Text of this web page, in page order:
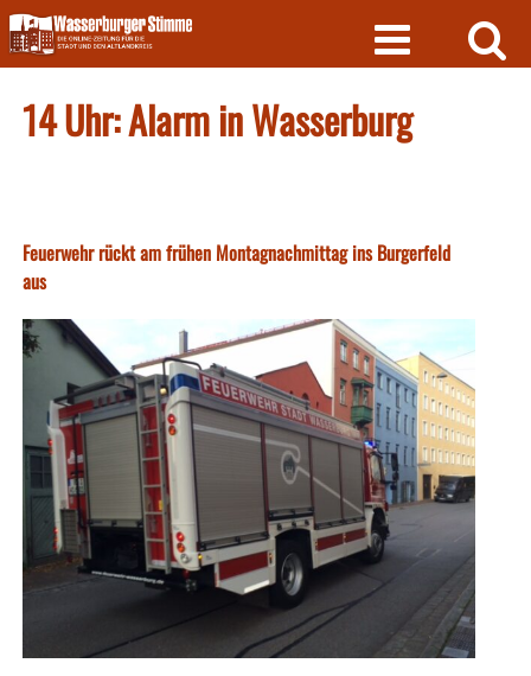
Skip
to
content
14 Uhr: Alarm in Wasserburg
Feuerwehr rückt am frühen Montagnachmittag ins Burgerfeld
aus